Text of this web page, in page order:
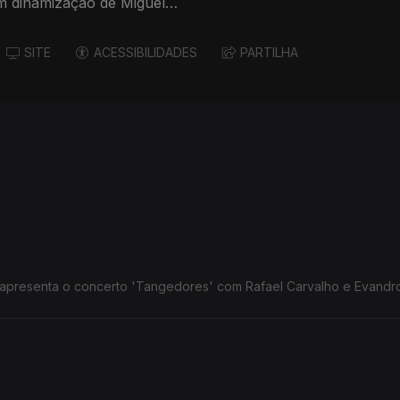
e solidariedade que
SITE ACESSIBILIDADES PARTILHA
o concerto 'Tangedores' com Rafael Carvalho e Evandro
de música, tradição e muita animação que celebram o 138º
o feriado municipal e o Dia do Município a 18 de julho